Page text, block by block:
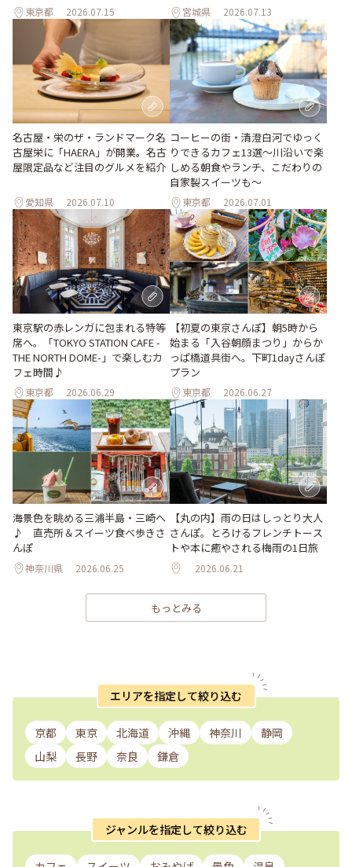
東京都 2026.07.15 宮城県 2026.07.13
名古屋・栄のザ・ランドマーク名
古屋栄に「HAERA」が開業。名古
屋限定品など注目のグルメを紹介
愛知県 2026.07.10
コーヒーの街・清澄白河でゆっく
りできるカフェ13選～川沿いで楽
しめる朝食やランチ、こだわりの
自家製スイーツも～
東京都 2026.07.01
東京駅の赤レンガに包まれる特等
席へ。「TOKYO STATION CAFE -
THE NORTH DOME-」で楽しむカ
フェ時間♪
東京都 2026.06.29
【初夏の東京さんぽ】朝5時から
始まる「入谷朝顔まつり」からか
っぱ橋道具街へ。下町1dayさんぽ
プラン
東京都 2026.06.27
海景色を眺める三浦半島・三崎へ
♪ 直売所＆スイーツ食べ歩きさ
んぽ
神奈川県 2026.06.25
【丸の内】雨の日はしっとり大人
さんぽ。とろけるフレンチトース
トや本に癒やされる梅雨の1日旅
2026.06.21
もっとみる
エリアを指定して絞り込む
京都 東京 北海道 沖縄 神奈川
静岡
山梨
長野 奈良 鎌倉
ジャンルを指定して絞り込む